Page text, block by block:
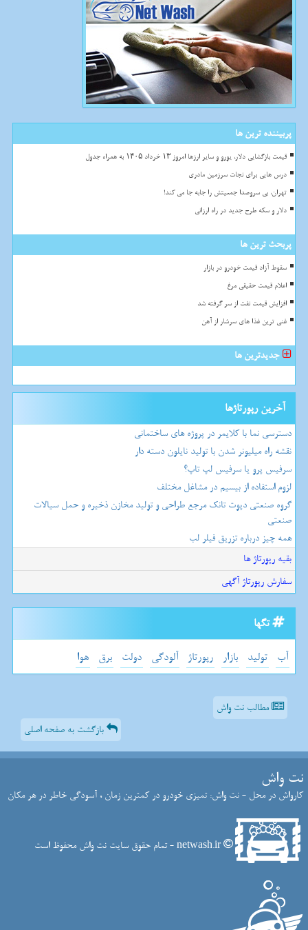
پربیننده ترین ها
قیمت بازگشایی دلار، یورو و سایر ارزها امروز ۱۳ خرداد ۱۴۰۵ به همراه جدول
درس هایی برای نجات سرزمین مادری
تهران، بی سروصدا جمعیتش را جابه جا می کند!
دلار و سکه طرح جدید در راه ارزانی
پربحث ترین ها
سقوط آزاد قیمت خودرو در بازار
اعلام قیمت حقیقی مرغ
افزایش قیمت نفت از سر گرفته شد
غنی ترین غذا های سرشار از آهن
جدیدترین ها
آخرین رپورتاژها
دسترسی نما با کلایمر در پروژه های ساختمانی
نقشه راه میلیونر شدن با تولید نایلون دسته دار
سرفیس پرو یا سرفیس لپ تاپ؟
لزوم استفاده از بیسیم در مشاغل مختلف
گروه صنعتی دپوت تانک مرجع طراحی و تولید مخازن ذخیره و حمل سیالات
صنعتی
همه چیز درباره تزریق فیلر لب
بقیه رپورتاژ ها
سفارش رپورتاژ آگهی
تگها
آب تولید بازار رپورتاژ آلودگی دولت برق هوا
مطالب نت واش
بازگشت به صفحه اصلی
نت واش
کارواش در محل - نت واش: تمیزی خودرو در کمترین زمان ، آسودگی خاطر در هر مکان
netwash.ir - تمام حقوق سایت نت واش محفوظ است